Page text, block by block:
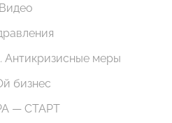
Видео
меры
бизнес
— СТАРТ